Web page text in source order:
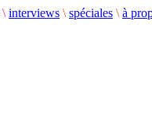
\ interviews \ spéciales \ à